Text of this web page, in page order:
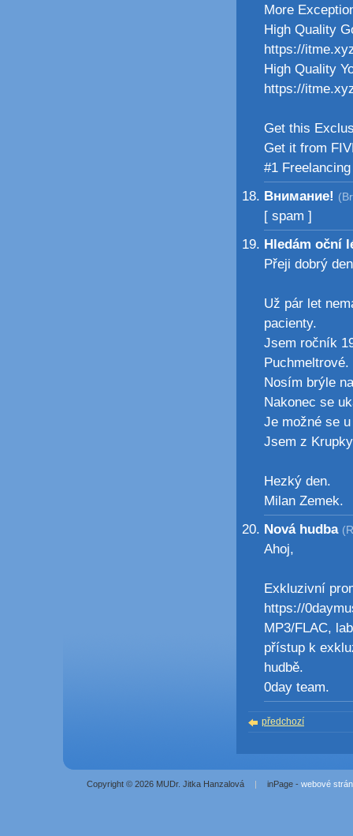
More
High Quality
https://
High Quality
https://
Get this
Get it from
#1
Внимание!
[ spam ]
Hledám oční
Přeji dobrý
Už pár let
pacienty.
Jsem ročník
Puchmeltrové.
Nosím brýle
Nakonec se
Je možné se
Jsem z
Hezký den.
Milan Zemek.
Nová hudba
Ahoj,
Exkluzivní
https://
MP3/FLAC,
přístup k
hudbě.
0day team.
předchozí
Copyright © 2026 MUDr. Jitka Hanzalová inPage - webové